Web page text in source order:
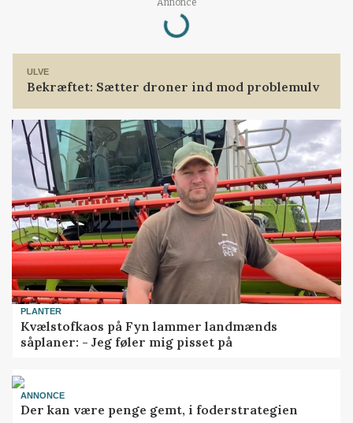
Annonce
ULVE
Bekræftet: Sætter droner ind mod problemulv
PLANTER
Kvælstofkaos på Fyn lammer landmænds
såplaner: - Jeg føler mig pisset på
ANNONCE
Der kan være penge gemt, i foderstrategien